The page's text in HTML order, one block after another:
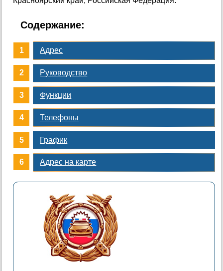
Содержание:
Адрес
Руководство
Функции
Телефоны
График
Адрес на карте